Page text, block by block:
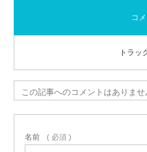
コ
トラッ
この記事へのコメントはありませ
名前 ( 必須 )